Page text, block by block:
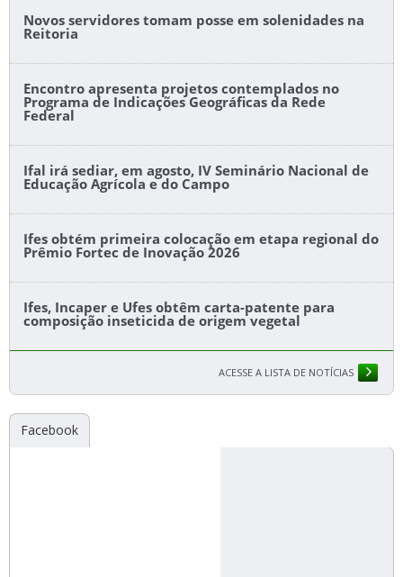
Novos servidores tomam posse em solenidades na
Reitoria
Encontro apresenta projetos contemplados no
Programa de Indicações Geográficas da Rede
Federal
Ifal irá sediar, em agosto, IV Seminário Nacional de
Educação Agrícola e do Campo
Ifes obtém primeira colocação em etapa regional do
Prêmio Fortec de Inovação 2026
Ifes, Incaper e Ufes obtêm carta-patente para
composição inseticida de origem vegetal
ACESSE A LISTA DE NOTÍCIAS
Facebook